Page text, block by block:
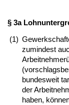
§ 3a
(1)
zumindest
bundesweit
der
haben,